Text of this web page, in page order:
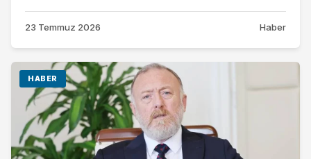
bin 500 siyasi tutsak...
23 Temmuz 2026 Haber
HABER